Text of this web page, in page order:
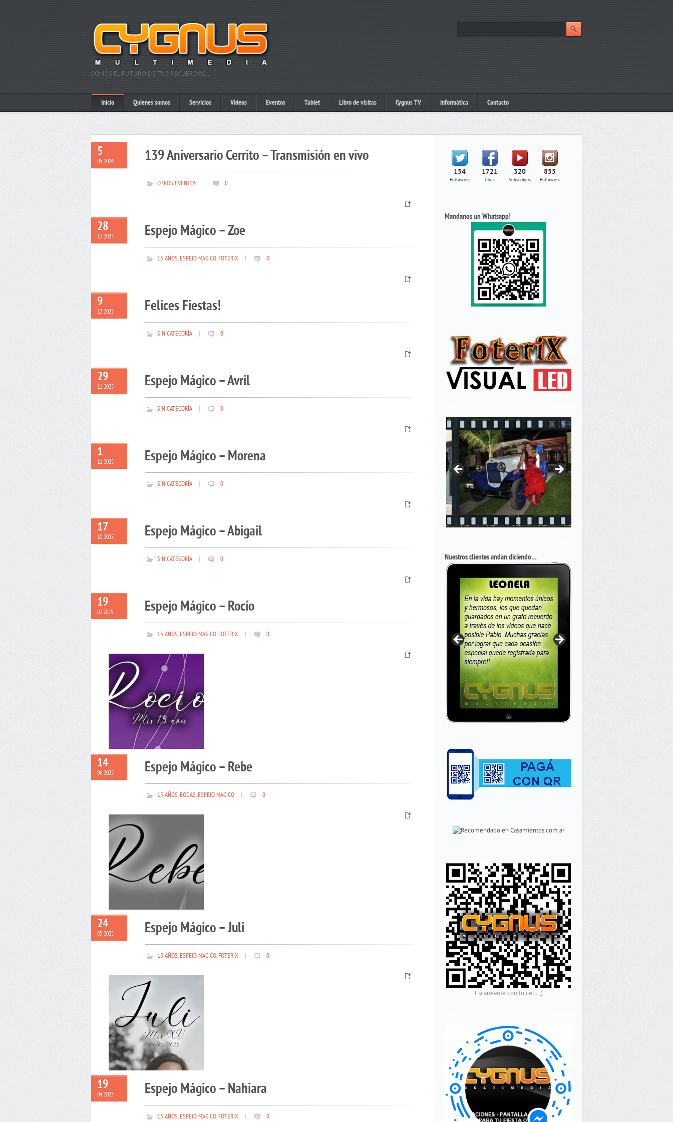
SOMOS EL FUTURO DE TUS RECUERDOS…
Inicio Quienes somos Servicios Videos Eventos Tablet Libro de visitas Cygnus TV Informática Contacto
5
05 2026 139 Aniversario Cerrito – Transmisión en vivo
OTROS EVENTOS 0
28
12 2025 Espejo Mágico – Zoe
15 AÑOS,ESPEJO MAGICO,FOTERIX 0
9
12 2025 Felices Fiestas!
SIN CATEGORÍA 0
29
11 2025 Espejo Mágico – Avril
SIN CATEGORÍA 0
1
11 2025 Espejo Mágico – Morena
SIN CATEGORÍA 0
17
10 2025 Espejo Mágico – Abigail
SIN CATEGORÍA 0
19
07 2025 Espejo Mágico – Rocío
15 AÑOS,ESPEJO MAGICO,FOTERIX 0
14
06 2025 Espejo Mágico – Rebe
15 AÑOS,BODAS,ESPEJO MAGICO 0
24
05 2025 Espejo Mágico – Juli
15 AÑOS,ESPEJO MAGICO,FOTERIX 0
19
04 2025 Espejo Mágico – Nahiara
15 AÑOS,ESPEJO MAGICO,FOTERIX 0
154
Followers
1721
Likes
320
Subscribers
855
Followers
Mandanos un Whatsapp!
Nuestros clientes andan diciendo…
Escaneame con tu celu ;)